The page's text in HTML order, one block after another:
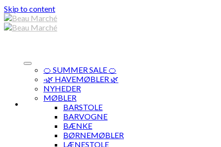
Skip to content
🍊 SUMMER SALE 🍊
·🌿 HAVEMØBLER 🌿
NYHEDER
MØBLER
BARSTOLE
BARVOGNE
BÆNKE
BØRNEMØBLER
LÆNESTOLE